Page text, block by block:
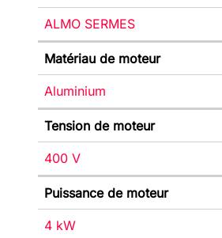
ALMO SERMES
Matériau de moteur
Aluminium
Tension de moteur
400 V
Puissance de moteur
4 kW